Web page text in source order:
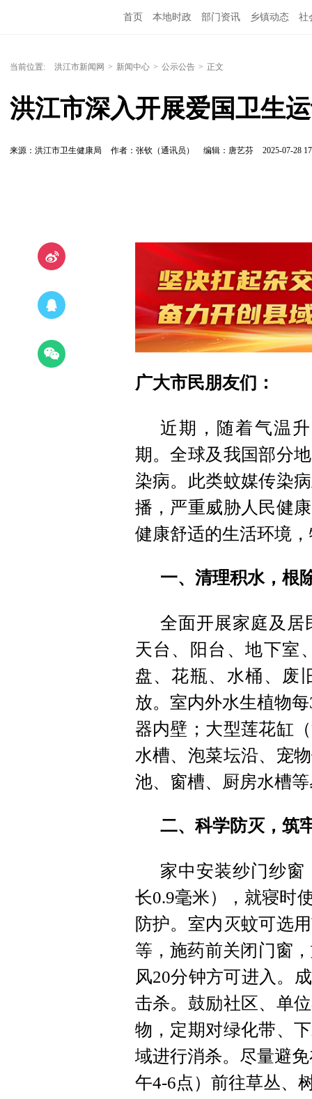
首页 本地时政 部门资讯 乡镇动态 社
当前位置: 洪江市新闻网 > 新闻中心 > 公示公告 > 正文
洪江市深入开展爱国卫生
来源：洪江市卫生健康局 作者：张钦（通讯员） 编辑：唐艺芬 2025-07-28
广大市民朋友们：
近期，随着气温
期。全球及我国部分
染病。此类蚊媒传染
播，严重威胁人民健
健康舒适的生活环境
一、清理积水，根
全面开展家庭及居
天台、阳台、地下室
盘、花瓶、水桶、废
放。室内外水生植物
器内壁；大型莲花缸
水槽、泡菜坛沿、宠
池、窗槽、厨房水槽
二、科学防灭，筑
家中安装纱门纱窗
长0.9毫米），就寝时
防护。室内灭蚊可选
等，施药前关闭门窗
风20分钟方可进入。
击杀。鼓励社区、单
物，定期对绿化带、
域进行消杀。尽量避
午4-6点）前往草丛、